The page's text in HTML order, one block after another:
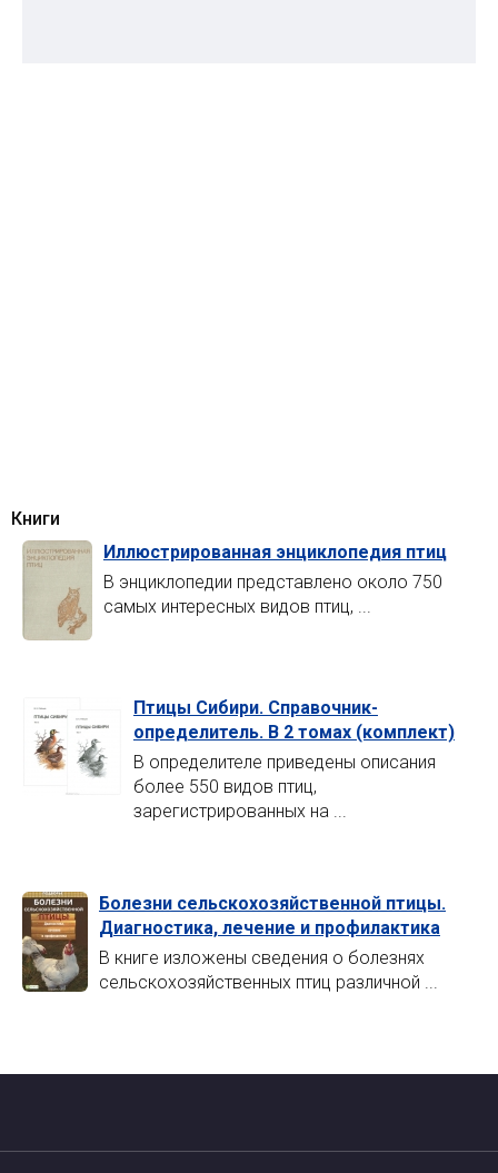
Книги
Иллюстрированная энциклопедия птиц
В энциклопедии представлено около 750
самых интересных видов птиц, ...
Птицы Сибири. Справочник-
определитель. В 2 томах (комплект)
В определителе приведены описания
более 550 видов птиц,
зарегистрированных на ...
Болезни сельскохозяйственной птицы.
Диагностика, лечение и профилактика
В книге изложены сведения о болезнях
сельскохозяйственных птиц различной ...